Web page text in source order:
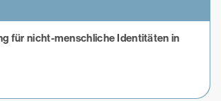
für nicht-menschliche Identitäten in